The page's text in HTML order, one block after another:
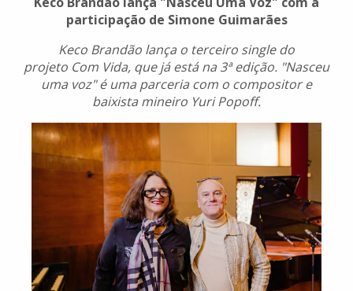
participação de Simone Guimarães
Keco Brandão lança o terceiro single do
projeto Com Vida, que já está na 3ª edição. "Nasceu
uma voz" é uma parceria com o compositor e
baixista mineiro Yuri Popoff.